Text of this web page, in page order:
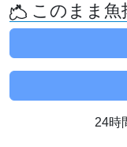
このまま魚
24時